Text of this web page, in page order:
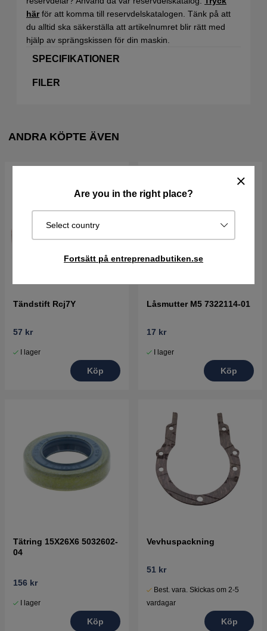
Are you in the right place?
Select country
Fortsätt på entreprenadbutiken.se
härför att komma till reservdelskatalogen. Tänk på att
du alltid ska säkerställa att artikelnumret blir rätt med
hjälp av sprängskissen för din maskin.
SPECIFIKATIONER
FILER
ANDRA KÖPTE ÄVEN
Tändstift Rcj7Y
57 kr
I lager
Köp
Låsmutter M5 7322114-01
17 kr
I lager
Köp
Tätring 15X26X6 5032602-
04
156 kr
I lager
Köp
Vevhuspackning
51 kr
Best. vara. Skickas om 2-5
vardagar
Köp